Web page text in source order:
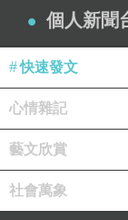
個人新聞
快速發文
心情雜記
藝文欣賞
社會萬象